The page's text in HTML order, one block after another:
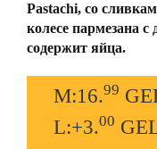
Pastachi, со
колесе пармезана
содержит яйца.
M:16.99
L:+3.00